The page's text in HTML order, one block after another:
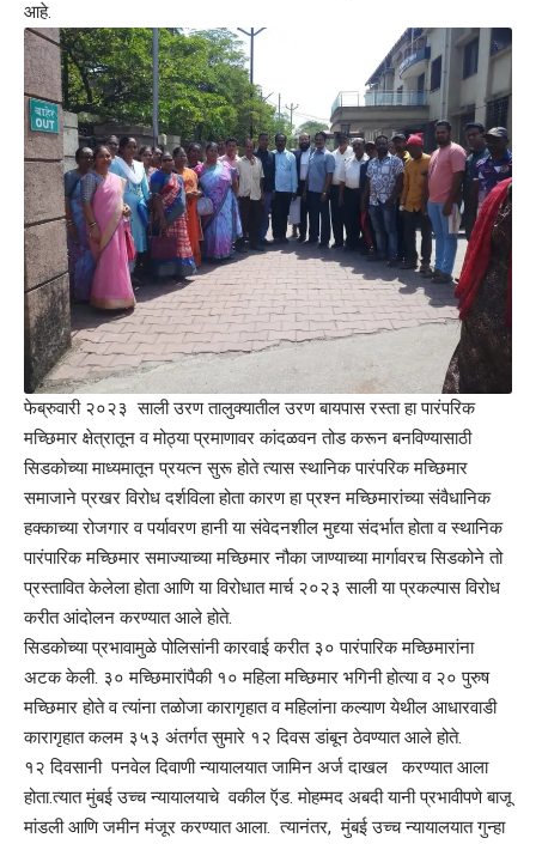
आहे.
फेब्रुवारी २०२३ साली उरण तालुक्यातील उरण बायपास रस्ता हा पारंपरिक
मच्छिमार क्षेत्रातून व मोठ्या प्रमाणावर कांदळवन तोड करून बनविण्यासाठी
सिडकोच्या माध्यमातून प्रयत्न सुरू होते त्यास स्थानिक पारंपरिक मच्छिमार
समाजाने प्रखर विरोध दर्शविला होता कारण हा प्रश्न मच्छिमारांच्या संवैधानिक
हक्काच्या रोजगार व पर्यावरण हानी या संवेदनशील मुद्द्या संदर्भात होता व स्थानिक
पारंपारिक मच्छिमार समाज्याच्या मच्छिमार नौका जाण्याच्या मार्गावरच सिडकोने तो
प्रस्तावित केलेला होता आणि या विरोधात मार्च २०२३ साली या प्रकल्पास विरोध
करीत आंदोलन करण्यात आले होते.
सिडकोच्या प्रभावामुळे पोलिसांनी कारवाई करीत ३० पारंपारिक मच्छिमारांना
अटक केली. ३० मच्छिमारांपैकी १० महिला मच्छिमार भगिनी होत्या व २० पुरुष
मच्छिमार होते व त्यांना तळोजा कारागृहात व महिलांना कल्याण येथील आधारवाडी
कारागृहात कलम ३५३ अंतर्गत सुमारे १२ दिवस डांबून ठेवण्यात आले होते.
१२ दिवसानी पनवेल दिवाणी न्यायालयात जामिन अर्ज दाखल करण्यात आला
होता.त्यात मुंबई उच्च न्यायालयाचे वकील ऍड. मोहम्मद अबदी यानी प्रभावीपणे बाजू
मांडली आणि जमीन मंजूर करण्यात आला. त्यानंतर, मुंबई उच्च न्यायालयात गुन्हा